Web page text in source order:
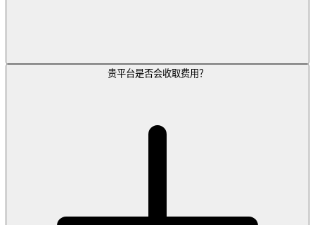
贵平台是否会收取费用？